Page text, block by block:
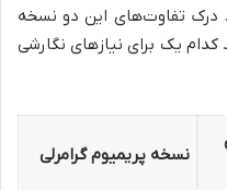
درک تفاوت‌های این دو نسخه
یک برای نیازهای نگارشی
نسخه پریمیوم گرامرلی